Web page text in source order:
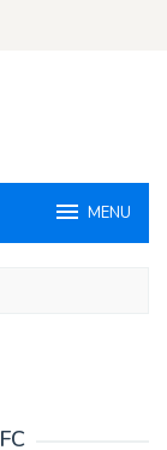
MENU